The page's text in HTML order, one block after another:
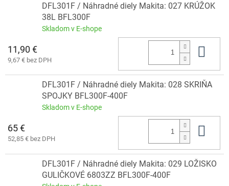
DFL301F / Náhradné diely Makita: 027 KRÚŽOK
38L BFL300F
Skladom v E-shope
11,90 €
9,67 € bez DPH
DFL301F / Náhradné diely Makita: 028 SKRIŇA
SPOJKY BFL300F-400F
Skladom v E-shope
65 €
52,85 € bez DPH
DFL301F / Náhradné diely Makita: 029 LOŽISKO
GULIČKOVÉ 6803ZZ BFL300F-400F